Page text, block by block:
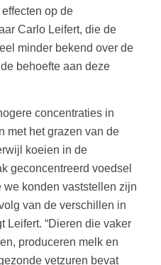
op de
Carlo Leifert, die de
minder bekend over de
behoefte aan deze
concentraties in
met het grazen van de
koeien in de
geconcentreerd voedsel
we konden vaststellen zijn
van de verschillen in
Leifert. “Dieren die vaker
produceren melk en
vetzuren bevat